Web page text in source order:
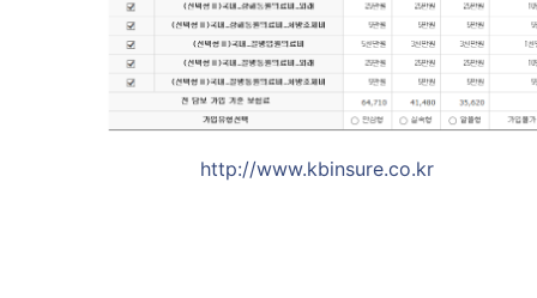
http://www.kbinsure.co.kr